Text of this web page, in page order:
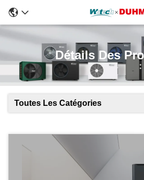
Détails Des
Toutes Les Catégories